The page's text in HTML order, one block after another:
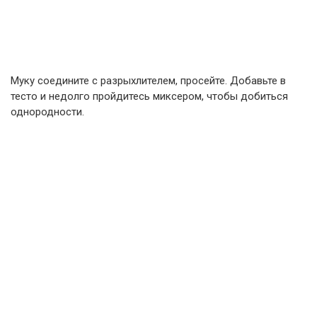
Муку соедините с разрыхлителем, просейте. Добавьте в
тесто и недолго пройдитесь миксером, чтобы добиться
однородности.